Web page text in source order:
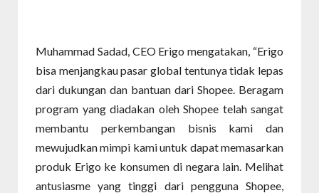
Muhammad Sadad, CEO Erigo mengatakan, “Erigo
bisa menjangkau pasar global tentunya tidak lepas
dari dukungan dan bantuan dari Shopee. Beragam
program yang diadakan oleh Shopee telah sangat
membantu perkembangan bisnis kami dan
mewujudkan mimpi kami untuk dapat memasarkan
produk Erigo ke konsumen di negara lain. Melihat
antusiasme yang tinggi dari pengguna Shopee,